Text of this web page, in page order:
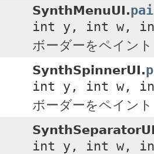
SynthMenuUI.
int y, int w,
ボーダーをペイン
SynthSpinnerUI.
int y, int w,
ボーダーをペイン
int y, int w,